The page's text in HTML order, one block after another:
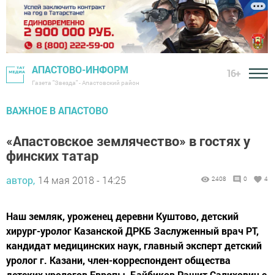
АПАСТОВО-ИНФОРМ
Газета "Звезда" - Апастовский район
16+
ВАЖНОЕ В АПАСТОВО
«Апастовское землячество» в гостях у
финских татар
автор, 14 мая 2018 - 14:25 2408 0 4
Наш земляк, уроженец деревни Куштово, детский
хирург-уролог Казанской ДРКБ Заслуженный врач РТ,
кандидат медицинских наук, главный эксперт детский
уролог г. Казани, член-корреспондент общества